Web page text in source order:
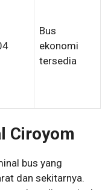
Bus
ekonomi
tersedia
Ciroyom
bus yang
dan sekitarnya.